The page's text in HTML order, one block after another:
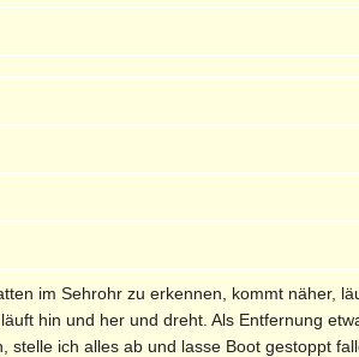
im Sehrohr zu erkennen, kommt näher,
hin und her und dreht. Als Entfernung
stelle ich alles ab und lasse Boot gestoppt